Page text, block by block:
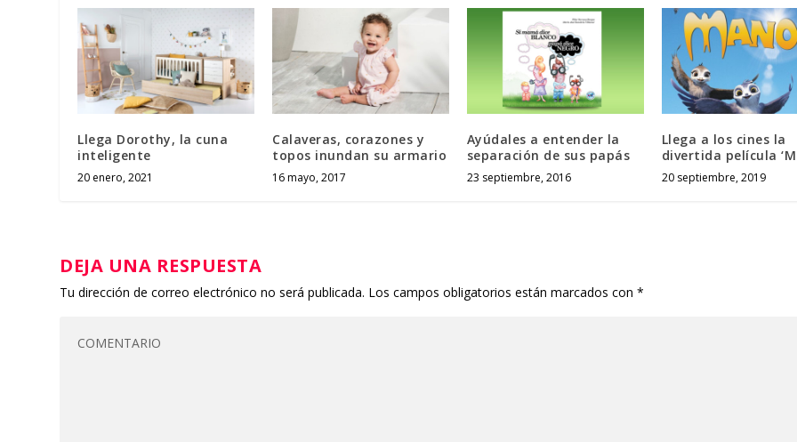
Llega Dorothy, la cuna
inteligente
20 enero, 2021
Calaveras, corazones y
topos inundan su armario
16 mayo, 2017
Ayúdales a entender la
separación de sus papás
23 septiembre, 2016
Llega a los cines la
divertida película
20 septiembre, 2019
DEJA UNA RESPUESTA
Tu dirección de correo electrónico no será publicada. Los campos obligatorios están marcados con*